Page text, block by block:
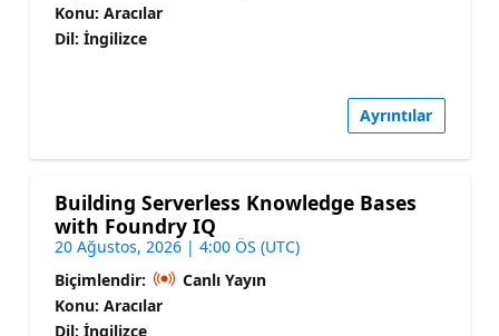
Konu: Aracılar
Dil: İngilizce
Ayrıntılar
Building Serverless Knowledge Bases
with Foundry IQ
20 Ağustos, 2026 | 4:00 ÖS (UTC)
Biçimlendir:
Canlı Yayın
Konu: Aracılar
Dil: İngilizce